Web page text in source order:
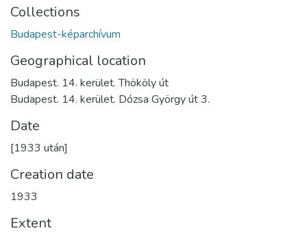
Collections
Budapest-képarchívum
Geographical location
Budapest. 14. kerület. Thököly út
Budapest. 14. kerület. Dózsa György út 3.
Date
[1933 után]
Creation date
1933
Extent